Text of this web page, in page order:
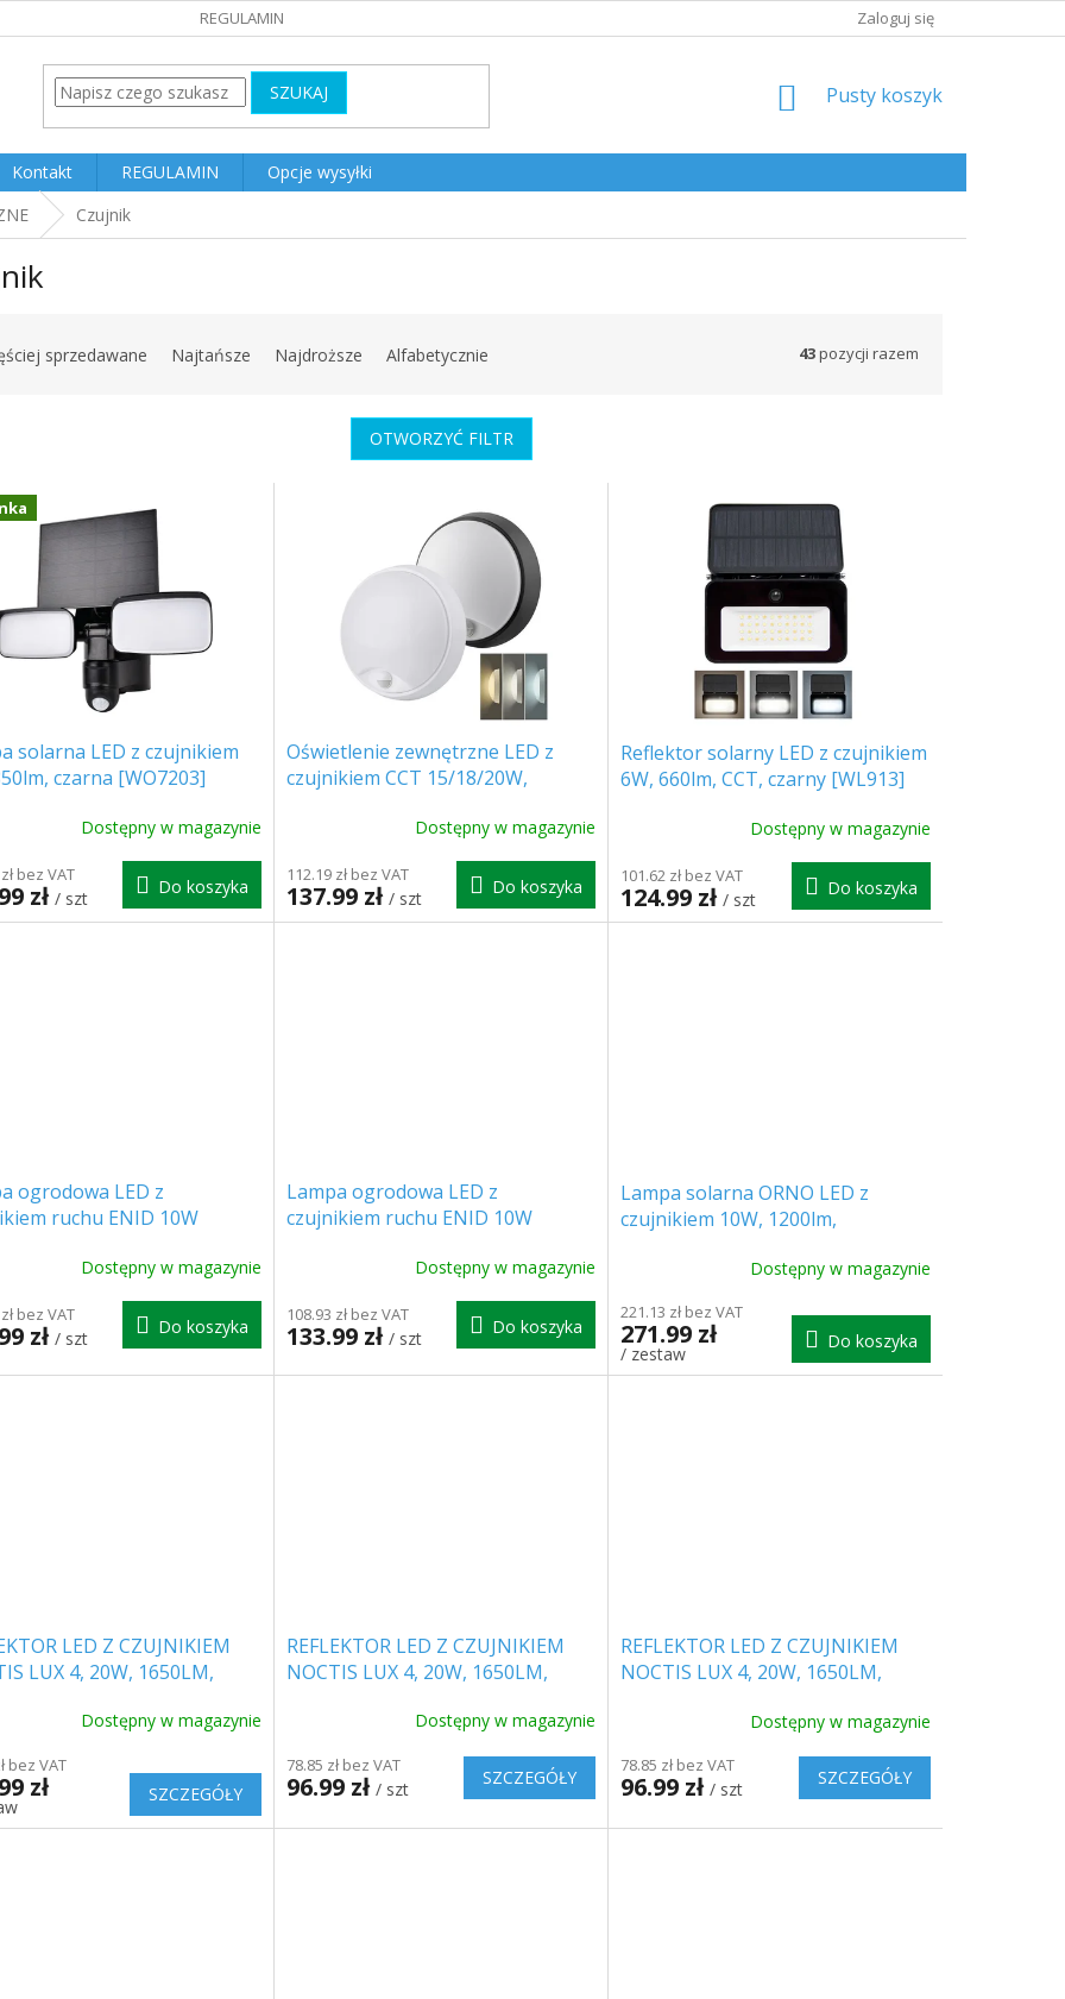
REGULAMIN Zaloguj się
SZUKAJ KOSZYK
Pusty koszyk
Kontakt REGULAMIN
Opcje wysyłki
Czujnik
sprzedawane Najtańsze Najdroższe Alfabetycznie 43pozycji razem
OTWORZYĆ FILTR
solarna LED z czujnikiem
czarna [WO7203]
Dostępny w magazynie
bez VAT
zł / szt
Do koszyka
Oświetlenie zewnętrzne LED z
czujnikiem CCT 15/18/20W,
czarna [WO780-2]Dostępny w magazynie
112.19 zł bez VAT
137.99 zł / szt
Do koszyka
Reflektor solarny LED z czujnikiem
6W, 660lm, CCT, czarny [WL913]
Dostępny w magazynie
101.62 zł bez VAT
124.99 zł / szt
Do koszyka
ogrodowa LED z
ruchu ENID 10W
Dostępny w magazynie
bez VAT
zł / szt
Do koszyka
Lampa ogrodowa LED z
czujnikiem ruchu ENID 10W
Dostępny w magazynie
108.93 zł bez VAT
133.99 zł / szt
Do koszyka
Lampa solarna ORNO LED z
czujnikiem 10W, 1200lm,
Dostępny w magazynie
221.13 zł bez VAT
271.99 zł
/ zestaw
Do koszyka
LED Z CZUJNIKIEM
LUX 4, 20W, 1650LM,
Dostępny w magazynie
bez VAT
zł SZCZEGÓŁY
REFLEKTOR LED Z CZUJNIKIEM
NOCTIS LUX 4, 20W, 1650LM,
Dostępny w magazynie
78.85 zł bez VAT
96.99 zł / szt
SZCZEGÓŁY
REFLEKTOR LED Z CZUJNIKIEM
NOCTIS LUX 4, 20W, 1650LM,
Dostępny w magazynie
78.85 zł bez VAT
96.99 zł / szt
SZCZEGÓŁY